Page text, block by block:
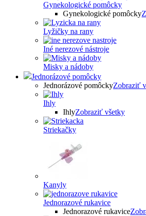
Gynekologické pomôcky
Gynekologické pomôcky
Lyžičky na rany
Iné nerezové nástroje
Misky a nádoby
Jednorázové pomôcky
Jednorázové pomôckyZobraziť
Ihly
IhlyZobraziť všetky
Striekačky
Kanyly
Jednorazové rukavice
Jednorazové rukavice